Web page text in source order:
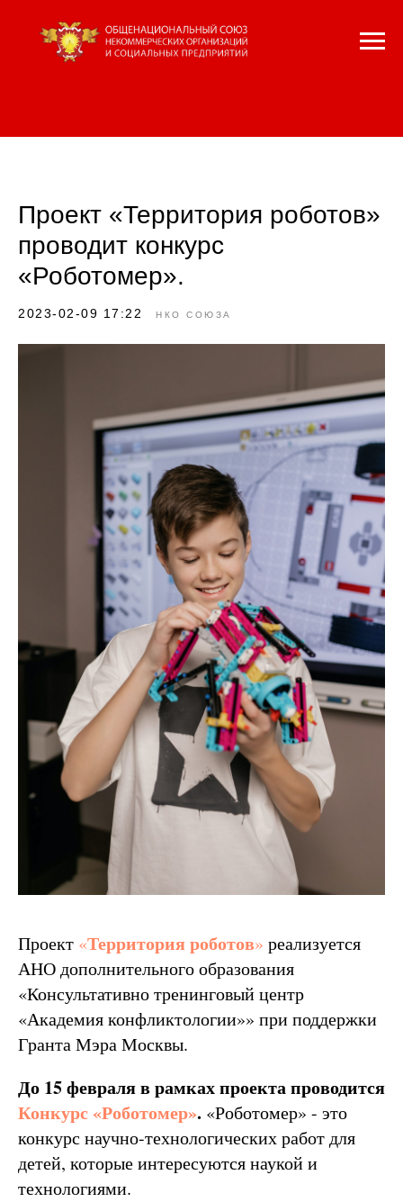
Проект «Территория роботов»
проводит конкурс
«Роботомер».
2023-02-09 17:22 НКО СОЮЗА
Проект «Территория роботов» реализуется
АНО дополнительного образования
«Консультативно тренинговый центр
«Академия конфликтологии»» при поддержки
Гранта Мэра Москвы.
До 15 февраля в рамках проектапроводится
Конкурс «Роботомер». «Роботомер» - это
конкурс научно-технологических работ для
детей, которые интересуются наукой и
технологиями.